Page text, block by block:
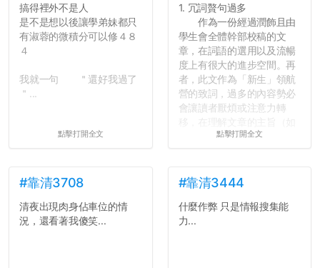
搞得裡外不是人
是不是想以後讓學弟妹都只
有淑蓉的微積分可以修４８
４
我就一句 ＂還好我過了
＂...
點擊打開全文
1. 冗詞贅句過多
作為一份經過潤飾且由
學生會全體幹部校稿的文
章，在詞語的選用以及流暢
度上有很大的進步空間。再
者，此文作為「新生」領航
營的致詞，過多的內容勢必
會讓讀者厭煩或注意力轉
果有的話）前就失去興趣。
的聲明一樣正式，但至少在
用字上多加留意。有些語句
用說的可能會引人發笑或多
聽幾句，但寫成文字時只會
點擊打開全文
#靠清3708
清夜出現肉身佔車位的情
況，還看著我傻笑...
#靠清3444
什麼作弊 只是情報搜集能
力...